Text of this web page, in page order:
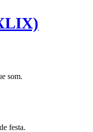
som.
festa.